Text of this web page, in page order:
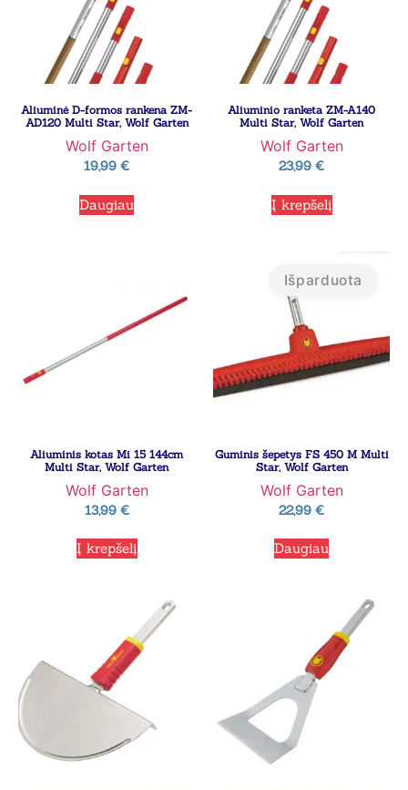
Aliuminė D-formos rankena ZM-
AD120 Multi Star, Wolf Garten
Wolf Garten
19,99 €
Daugiau
Aliuminio ranketa ZM-A140
Multi Star, Wolf Garten
Wolf Garten
23,99 €
Į krepšelį
Aliuminis kotas Mi 15 144cm
Multi Star, Wolf Garten
Wolf Garten
13,99 €
Į krepšelį
Išparduota
Guminis šepetys FS 450 M Multi
Star, Wolf Garten
Wolf Garten
22,99 €
Daugiau